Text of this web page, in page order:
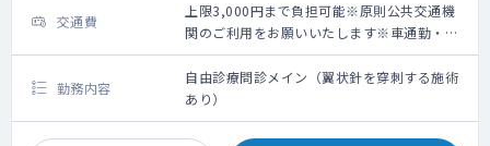
交通費
上限3,000円まで負担可能※原則公共交通機
関のご利用をお願いいたします※車通勤・タ
クシー利用要相談
勤務内容
自由診療問診メイン（翼状針を穿刺する施術
あり）